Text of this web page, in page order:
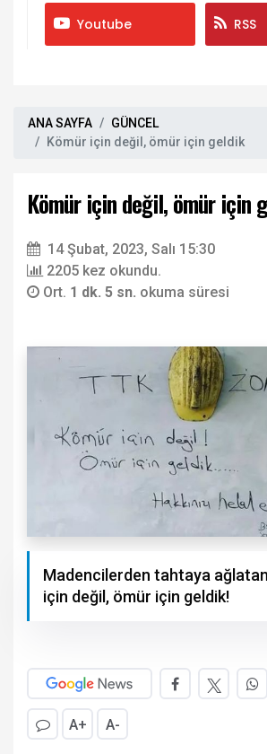
Youtube RSS
ANA SAYFA
GÜNCEL
Kömür için değil, ömür için geldik
Kömür için değil, ömür için
14 Şubat, 2023, Salı 15:30
2205 kez okundu.
Ort. 1 dk. 5 sn. okuma süresi
Madencilerden tahtaya
için değil, ömür için geldik!
A+ A-